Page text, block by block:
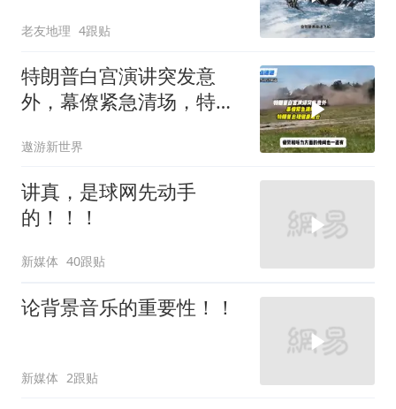
老友地理 4跟贴
特朗普白宫演讲突发意
外，幕僚紧急清场，特朗
遨游新世界
讲真，是球网先动手
的！！！
新媒体 40跟贴
论背景音乐的重要性！！
新媒体 2跟贴